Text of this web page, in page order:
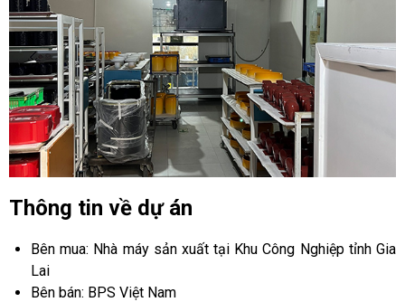
Thông tin về dự án
Bên mua: Nhà máy sản xuất tại Khu Công Nghiệp tỉnh Gia
Lai
Bên bán: BPS Việt Nam